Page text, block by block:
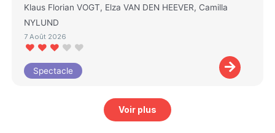
Klaus Florian VOGT, Elza VAN DEN HEEVER, Camilla
NYLUND
7 Août 2026
Spectacle
Voir plus